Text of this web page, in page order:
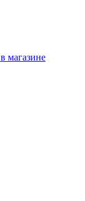
магазине